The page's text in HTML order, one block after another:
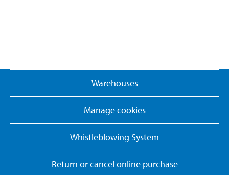
Warehouses
Manage cookies
Whistleblowing System
Return or cancel online purchase